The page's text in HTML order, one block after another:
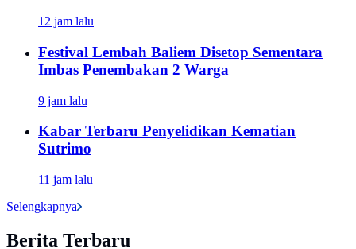
12 jam lalu
Festival Lembah Baliem Disetop Sementara
Imbas Penembakan 2 Warga
9 jam lalu
Kabar Terbaru Penyelidikan Kematian
Sutrimo
11 jam lalu
Selengkapnya
Berita Terbaru